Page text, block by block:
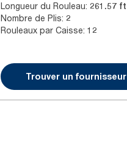
Mini Blanc M1
Longueur du Rouleau:
Nombre de Plis: 2
Rouleaux par Caisse: 12
Trouver un fournisseur